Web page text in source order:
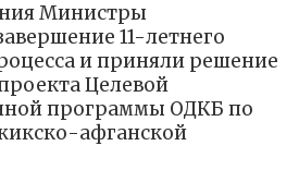
Министры
11-летнего
и приняли решение
Целевой
программы ОДКБ по
афганской